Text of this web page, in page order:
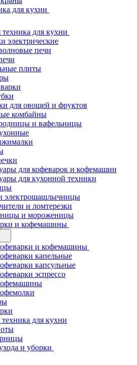
для кухни
для кухни
электрические
печи
плиты
для овощей и фруктов
комбайны
и вафельницы
для кофеварок и кофемашин
для кухонной техники
электрошашлычницы
и ломтерезки
и мороженицы
и кофемашины
и кофемашины
капельные
капсульные
эспрессо
для кухни
и уборки